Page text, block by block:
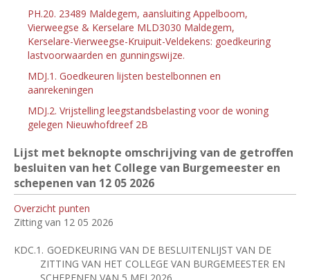
PH.20. 23489 Maldegem, aansluiting Appelboom,
Vierweegse & Kerselare MLD3030 Maldegem,
Kerselare-Vierweegse-Kruipuit-Veldekens: goedkeuring
lastvoorwaarden en gunningswijze.
MDJ.1. Goedkeuren lijsten bestelbonnen en
aanrekeningen
MDJ.2. Vrijstelling leegstandsbelasting voor de woning
gelegen Nieuwhofdreef 2B
Lijst met beknopte omschrijving van de getroffen
besluiten van het College van Burgemeester en
schepenen van 12 05 2026
Overzicht punten
Zitting van 12 05 2026
KDC.1. GOEDKEURING VAN DE BESLUITENLIJST VAN DE
ZITTING VAN HET COLLEGE VAN BURGEMEESTER EN